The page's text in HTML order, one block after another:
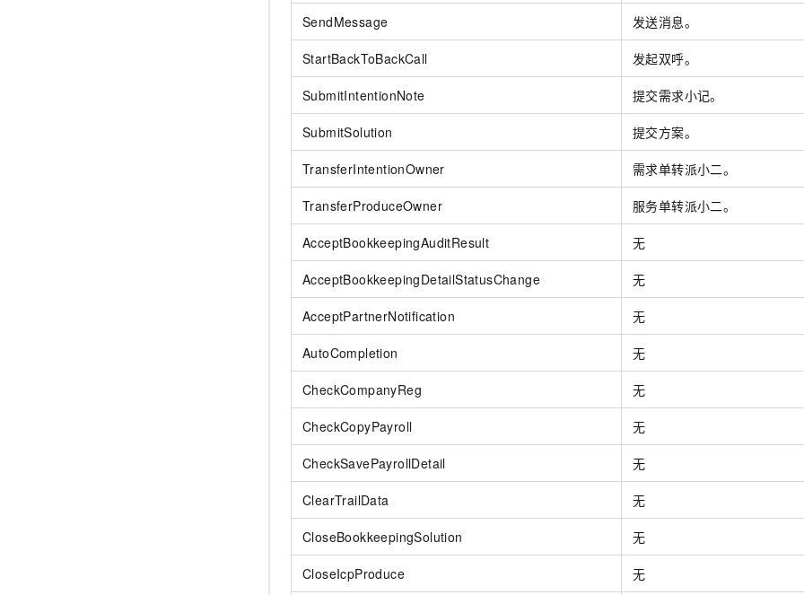
SendMessage 发送消息。
StartBackToBackCall 发起双呼。
SubmitIntentionNote 提交需求小记。
SubmitSolution 提交方案。
TransferIntentionOwner 需求单转派小二。
TransferProduceOwner 服务单转派小二。
AcceptBookkeepingAuditResult 无
AcceptBookkeepingDetailStatusChange 无
AcceptPartnerNotification 无
AutoCompletion 无
CheckCompanyReg 无
CheckCopyPayroll 无
CheckSavePayrollDetail 无
ClearTrailData 无
CloseBookkeepingSolution 无
CloseIcpProduce 无